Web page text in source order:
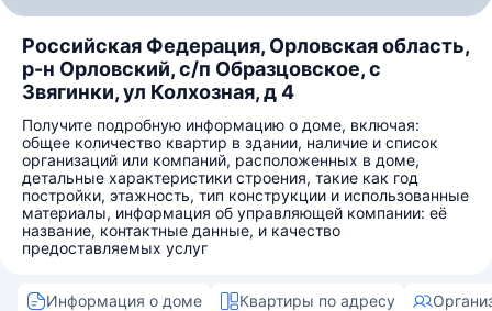
Российская Федерация, Орловская область,
р-н Орловский, с/п Образцовское, с
Звягинки, ул Колхозная, д 4
Получите подробную информацию о доме, включая:
общее количество квартир в здании, наличие и список
организаций или компаний, расположенных в доме,
детальные характеристики строения, такие как год
постройки, этажность, тип конструкции и использованные
материалы, информация об управляющей компании: её
название, контактные данные, и качество
предоставляемых услуг
Информация о доме Квартиры по адресу